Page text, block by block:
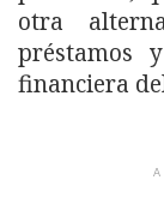
otra
préstamos
financiera